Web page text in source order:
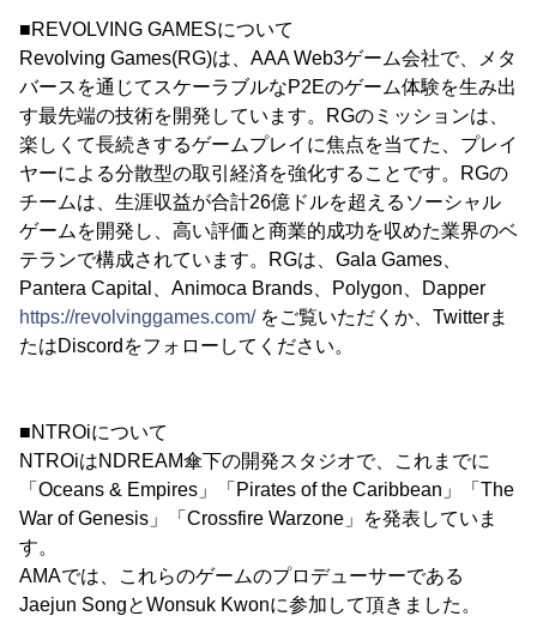
■REVOLVING GAMESについて
Revolving Games(RG)は、AAA Web3ゲーム会社で、メタ
バースを通じてスケーラブルなP2Eのゲーム体験を生み出
す最先端の技術を開発しています。RGのミッションは、
楽しくて長続きするゲームプレイに焦点を当てた、プレイ
ヤーによる分散型の取引経済を強化することです。RGの
チームは、生涯収益が合計26億ドルを超えるソーシャル
ゲームを開発し、高い評価と商業的成功を収めた業界のベ
テランで構成されています。RGは、Gala Games、
Pantera Capital、Animoca Brands、Polygon、Dapper
https://revolvinggames.com/をご覧いただくか、Twitterま
たはDiscordをフォローしてください。
■NTROiについて
NTROiはNDREAM傘下の開発スタジオで、これまでに
「Oceans & Empires」「Pirates of the Caribbean」「The
War of Genesis」「Crossfire Warzone」を発表していま
す。
AMAでは、これらのゲームのプロデューサーである
Jaejun SongとWonsuk Kwonに参加して頂きました。